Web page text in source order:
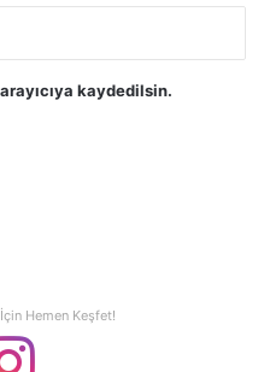
kaydedilsin.
Hemen Keşfet!